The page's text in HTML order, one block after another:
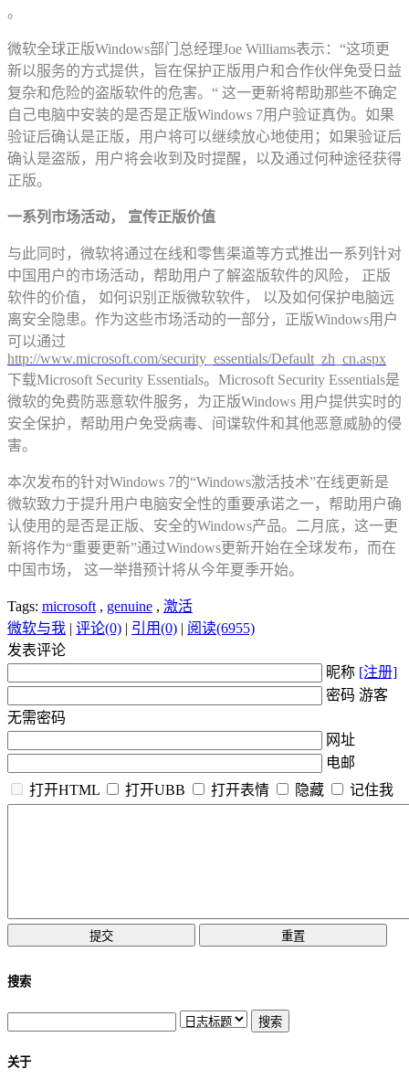
。
微软全球正版Windows部门总经理Joe Williams表示：“这项更
新以服务的方式提供，旨在保护正版用户和合作伙伴免受日益
复杂和危险的盗版软件的危害。“ 这一更新将帮助那些不确定
自己电脑中安装的是否是正版Windows 7用户验证真伪。如果
验证后确认是正版，用户将可以继续放心地使用；如果验证后
确认是盗版，用户将会收到及时提醒，以及通过何种途径获得
正版。
一系列市场活动， 宣传正版价值
与此同时，微软将通过在线和零售渠道等方式推出一系列针对
中国用户的市场活动，帮助用户了解盗版软件的风险， 正版
软件的价值， 如何识别正版微软软件， 以及如何保护电脑远
离安全隐患。作为这些市场活动的一部分，正版Windows用户
可以通过
http://www.microsoft.com/security_essentials/Default_zh_cn.aspx
下载Microsoft Security Essentials。Microsoft Security Essentials是
微软的免费防恶意软件服务，为正版Windows 用户提供实时的
安全保护，帮助用户免受病毒、间谍软件和其他恶意威胁的侵
害。
本次发布的针对Windows 7的“Windows激活技术”在线更新是
微软致力于提升用户电脑安全性的重要承诺之一，帮助用户确
认使用的是否是正版、安全的Windows产品。二月底，这一更
新将作为“重要更新”通过Windows更新开始在全球发布，而在
中国市场， 这一举措预计将从今年夏季开始。
Tags: microsoft, genuine , 激活
微软与我 | 评论(0) | 引用(0) | 阅读(6955)
发表评论
昵称 [注册]
密码 游客
无需密码
网址
电邮
打开HTML
打开UBB 打开表情 隐藏 记住我
搜索
关于